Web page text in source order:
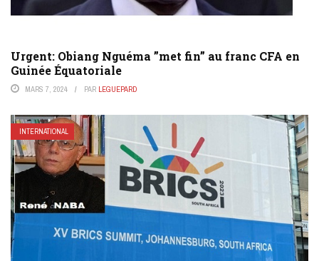
Urgent: Obiang Nguéma ”met fin” au franc CFA en
Guinée Équatoriale
MARS 7, 2024 PAR LEGUEPARD
INTERNATIONAL